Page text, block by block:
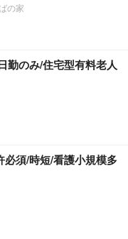
の家
勤のみ/住宅型有料老人
必須/時短/看護小規模多